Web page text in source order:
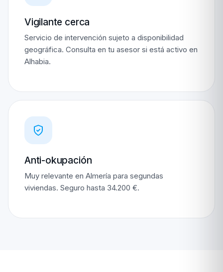
Vigilante cerca
Servicio de intervención sujeto a disponibilidad
geográfica. Consulta en tu asesor si está activo en
Alhabia.
Anti-okupación
Muy relevante en Almería para segundas
viviendas. Seguro hasta 34.200 €.